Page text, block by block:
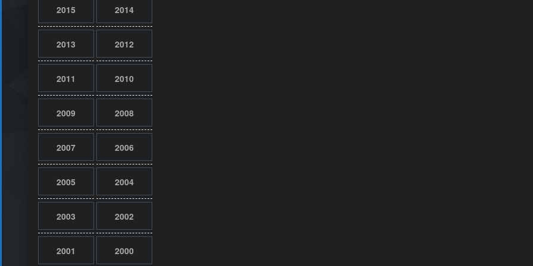
2015 2014
2013 2012
2011 2010
2009 2008
2007 2006
2005 2004
2003 2002
2001 2000